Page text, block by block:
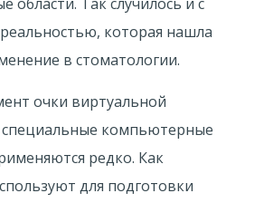
которая нашла
в стоматологии.
очки виртуальной
специальные компьютерные
редко. Как
для подготовки